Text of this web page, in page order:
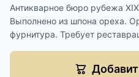
Антикварное бюро рубежа
Выполнено из шпона ореха.
фурнитура. Требует